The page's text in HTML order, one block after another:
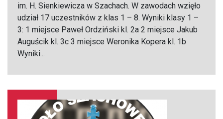
im. H. Sienkiewicza w Szachach. W zawodach wzięło
udział 17 uczestników z klas 1 – 8. Wyniki klasy 1 –
3: 1 miejsce Paweł Ordziński kl. 2a 2 miejsce Jakub
Auguścik kl. 3c 3 miejsce Weronika Kopera kl. 1b
Wyniki...